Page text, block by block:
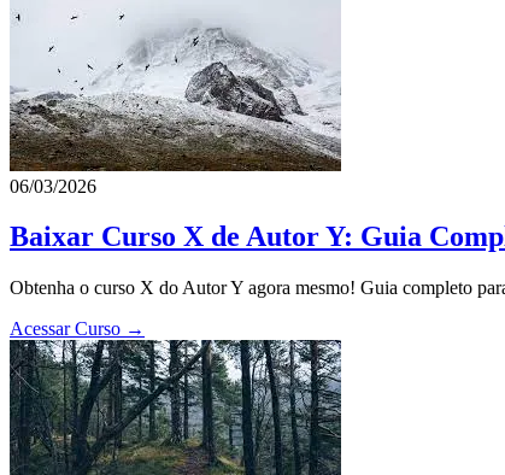
06/03/2026
Baixar Curso X de Autor Y: Guia
Obtenha o curso X do Autor Y agora mesmo! Guia completo
Acessar Curso →